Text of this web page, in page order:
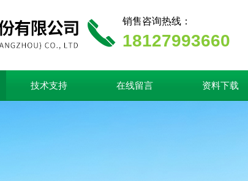
销售咨询热线：
18127993660
技术支持 在线留言 资料下载